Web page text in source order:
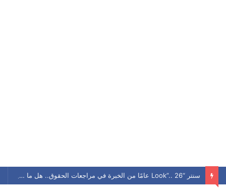
سنتر “Look”.. 26 عامًا من الخبرة في مراجعات الحقوق.. هل ما زال يحافظ على مكانته بين الطلاب؟